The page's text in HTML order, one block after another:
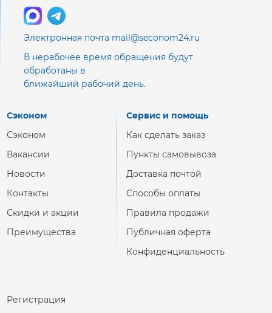
Электронная почта mail@seconom24.ru
В нерабочее время обращения будут
обработаны в
ближайший рабочий день.
Сэконом
Сэконом
Вакансии
Новости
Контакты
Скидки и акции
Преимущества
Сервис и помощь
Как сделать заказ
Пункты самовывоза
Доставка почтой
Способы оплаты
Правила продажи
Публичная оферта
Конфиденциальность
Регистрация